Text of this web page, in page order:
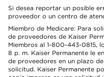
Si desea reportar un posible
proveedor o un centro de
Miembro de Medicare: Para
de proveedores de Kaiser
Miembros al 1-800-443-0815,
8 p. m. Kaiser Permanente le
de proveedores en un plazo
solicitud. Kaiser Permanente